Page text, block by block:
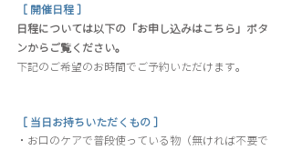
［ 開催日程 ］
日程については以下の「お申し込みはこちら」ボタ
ンからご覧ください。
下記のご希望のお時間でご予約いただけます。
［ 当日お持ちいただくもの ］
・お口のケアで普段使っている物（無ければ不要で